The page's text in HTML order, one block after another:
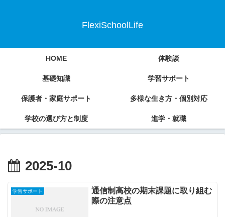
FlexiSchoolLife
HOME 体験談
基礎知識 学習サポート
保護者・家庭サポート 多様な生き方・個別対応
学校の選び方と制度 進学・就職
2025-10
学習サポート
通信制高校の期末課題に取り組む
際の注意点